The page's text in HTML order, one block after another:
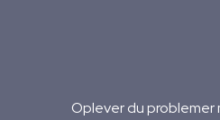
Oplever du problemer